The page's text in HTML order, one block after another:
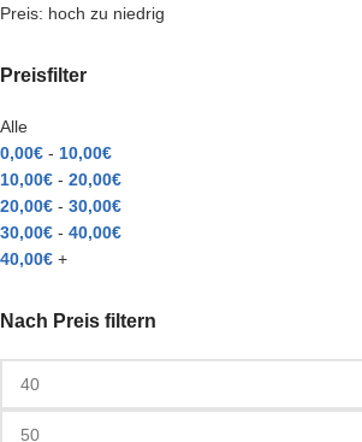
Preis: hoch zu niedrig
Preisfilter
Alle
0,00€ - 10,00€
10,00€ - 20,00€
20,00€ - 30,00€
30,00€ - 40,00€
40,00€ +
Nach Preis filtern